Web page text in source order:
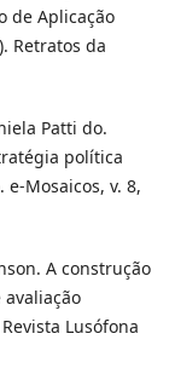
de Aplicação
Retratos da
Patti do.
política
Mosaicos, v. 8,
A construção
Lusófona